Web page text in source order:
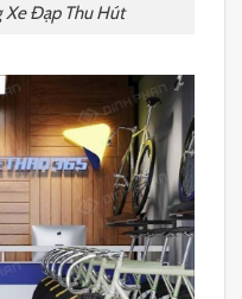
Xe Đạp Thu Hút